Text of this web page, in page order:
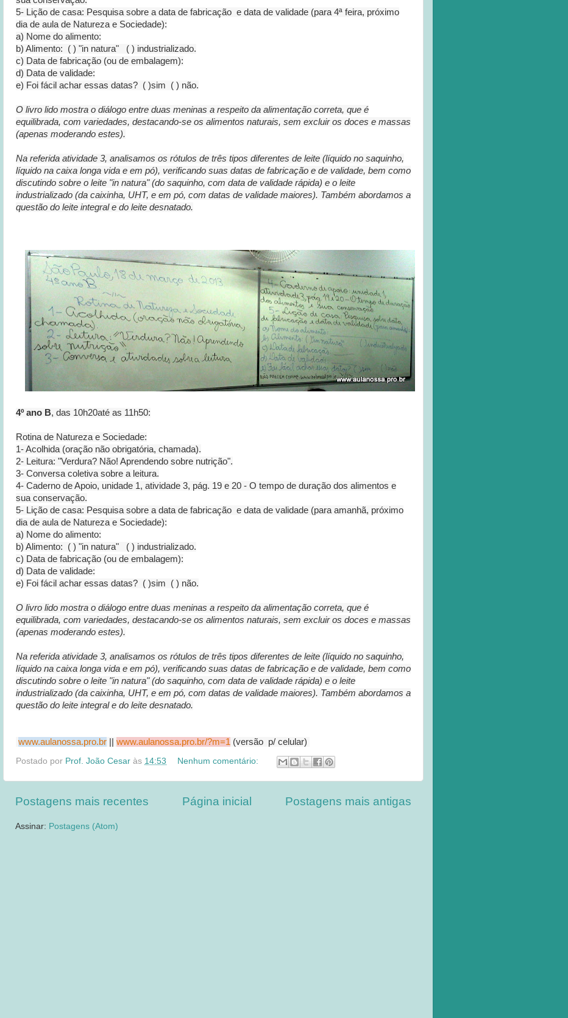
5- Lição de casa: Pesquisa sobre a data de fabricação e data de validade (para 4ª feira, próximo
dia de aula de Natureza e Sociedade):
a) Nome do alimento:
b) Alimento: ( ) "in natura" ( ) industrializado.
c) Data de fabricação (ou de embalagem):
d) Data de validade:
e) Foi fácil achar essas datas? ( )sim ( ) não.
O livro lido mostra o diálogo entre duas meninas a respeito da alimentação correta, que é
equilibrada, com variedades, destacando-se os alimentos naturais, sem excluir os doces e massas
(apenas moderando estes).
Na referida atividade 3, analisamos os rótulos de três tipos diferentes de leite (líquido no saquinho,
líquido na caixa longa vida e em pó), verificando suas datas de fabricação e de validade, bem como
discutindo sobre o leite "in natura" (do saquinho, com data de validade rápida) e o leite
industrializado (da caixinha, UHT, e em pó, com datas de validade maiores). Também abordamos a
questão do leite integral e do leite desnatado.
4º ano B, das 10h20até as 11h50:
Rotina de Natureza e Sociedade:
1- Acolhida (oração não obrigatória, chamada).
2- Leitura: "Verdura? Não! Aprendendo sobre nutrição".
3- Conversa coletiva sobre a leitura.
4- Caderno de Apoio, unidade 1, atividade 3, pág. 19 e 20 - O tempo de duração dos alimentos e
sua conservação.
5- Lição de casa: Pesquisa sobre a data de fabricação e data de validade (para amanhã, próximo
dia de aula de Natureza e Sociedade):
a) Nome do alimento:
b) Alimento: ( ) "in natura" ( ) industrializado.
c) Data de fabricação (ou de embalagem):
d) Data de validade:
e) Foi fácil achar essas datas? ( )sim ( ) não.
O livro lido mostra o diálogo entre duas meninas a respeito da alimentação correta, que é
equilibrada, com variedades, destacando-se os alimentos naturais, sem excluir os doces e massas
(apenas moderando estes).
Na referida atividade 3, analisamos os rótulos de três tipos diferentes de leite (líquido no saquinho,
líquido na caixa longa vida e em pó), verificando suas datas de fabricação e de validade, bem como
discutindo sobre o leite "in natura" (do saquinho, com data de validade rápida) e o leite
industrializado (da caixinha, UHT, e em pó, com datas de validade maiores). Também abordamos a
questão do leite integral e do leite desnatado.
www.aulanossa.pro.br || www.aulanossa.pro.br/?m=1 (versão p/ celular)
Postado por Prof. João Cesar às 14:53 Nenhum comentário:
Postagens mais recentes Postagens mais antigas
Página inicial
Assinar: Postagens (Atom)